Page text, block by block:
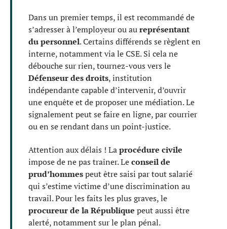
Dans un premier temps, il est recommandé de
s’adresser à l’employeur ou aureprésentant
du personnel. Certains différends se règlent en
interne, notamment via le CSE. Si cela ne
débouche sur rien, tournez-vous vers le
Défenseur des droits, institution
indépendante capable d’intervenir, d’ouvrir
une enquête et de proposer une médiation. Le
signalement peut se faire en ligne, par courrier
ou en se rendant dans un point-justice.
Attention aux délais ! Laprocédure civile
impose de ne pas traîner. Leconseil de
prud’hommespeut être saisi par tout salarié
qui s’estime victime d’une discrimination au
travail. Pour les faits les plus graves, le
procureur de la République peut aussi être
alerté, notamment sur le plan pénal.